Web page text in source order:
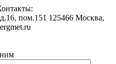
пом.151 125466 Москва,